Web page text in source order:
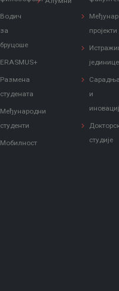
Водич
за
бруцоше
ERASMUS+
Размена
студената
Међународни
студенти
Мобилност
пројекти
јединице
и
студије